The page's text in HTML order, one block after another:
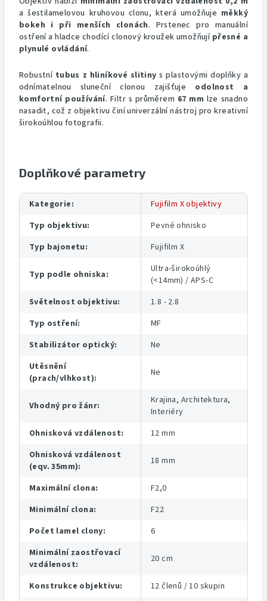
a šestilamelovou kruhovou clonu, která umožňuje měkký
bokeh i při menších clonách. Prstenec pro manuální
ostření a hladce chodící clonový kroužek umožňují přesné a
plynulé ovládání.
Robustní tubus z hliníkové slitiny s plastovými doplňky a
odnímatelnou sluneční clonou zajišťuje odolnost a
komfortní používání. Filtr s průměrem 67 mm lze snadno
nasadit, což z objektivu činí univerzální nástroj pro kreativní
širokoúhlou fotografii.
Doplňkové parametry
Kategorie:
Fujifilm X objektivy
Typ objektivu:
Pevné ohnisko
Typ bajonetu: Fujifilm X
Typ podle ohniska:
Ultra-širokoúhlý
(<14mm) / APS-C
Světelnost objektivu:
1.8 - 2.8
Typ ostření:
MF
Stabilizátor optický:
Ne
Utěsnění
(prach/vlhkost): Ne
Vhodný pro žánr:
Krajina, Architektura,
Interiéry
Ohnisková vzdálenost:
12 mm
Ohnisková vzdálenost
(eqv. 35mm): 18 mm
Maximální clona:
F2,0
Minimální clona:
F22
Počet lamel clony:
6
Minimální zaostřovací
vzdálenost: 20 cm
Konstrukce objektivu:
12 členů / 10 skupin